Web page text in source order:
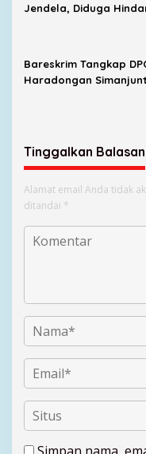
Jendela, Diduga
Bareskrim Tangkap
Haradongan
Tinggalkan Balasan
Alamat email Anda tidak
ditandai *